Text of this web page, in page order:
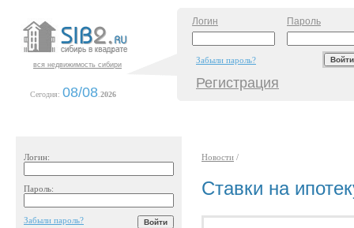
вся недвижимость сибири
Сегодня: 08/08 2026
Логин Пароль
Забыли пароль?
Регистрация
Логин:
Пароль:
Забыли пароль?
Новости /
Ставки на